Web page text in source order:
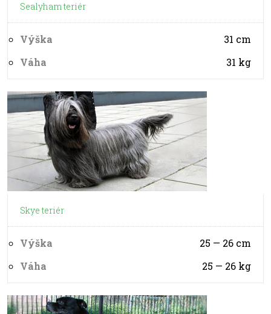
Sealyham teriér
Výška 31 cm
Váha
31 kg
Skye teriér
Výška 25 — 26 cm
Váha
25 — 26 kg